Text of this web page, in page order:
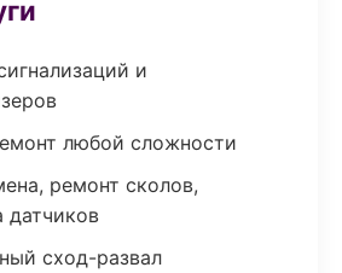
и
любой сложности
ремонт сколов,
датчиков
сход-развал